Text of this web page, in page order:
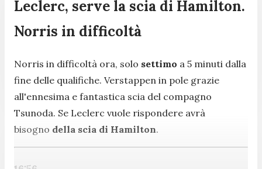
Leclerc, serve la scia di Hamilton.
Norris in difficoltà
Norris in difficoltà ora, solo settimo a 5 minuti dalla
fine delle qualifiche. Verstappen in pole grazie
all'ennesima e fantastica scia del compagno
Tsunoda. Se Leclerc vuole rispondere avrà
bisogno della scia di Hamilton.